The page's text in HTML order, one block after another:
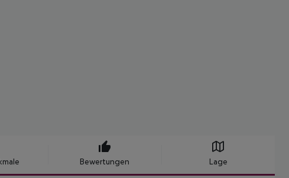
Bewertungen Lage